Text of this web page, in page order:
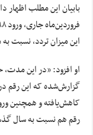
این میزان تردد، نسبت به مدت
رقم هم نسبت به سال گذشته ۶۳ درصد کمتر